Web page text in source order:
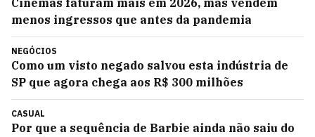
Cinemas faturam mais em 2026, mas vendem
menos ingressos que antes da pandemia
NEGÓCIOS
Como um visto negado salvou esta indústria de
SP que agora chega aos R$ 300 milhões
CASUAL
Por que a sequência de Barbie ainda não saiu do